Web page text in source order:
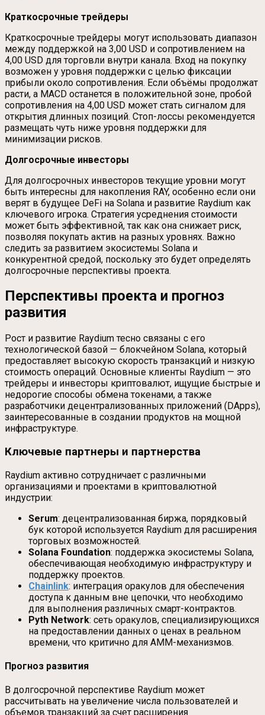
Краткосрочные трейдеры
Краткосрочные трейдеры могут использовать диапазон
между поддержкой на 3,00 USD и сопротивлением на
4,00 USD для торговли внутри канала. Вход на покупку
возможен у уровня поддержки с целью фиксации
прибыли около сопротивления. Если объёмы продолжат
расти, а MACD останется в положительной зоне, пробой
сопротивления на 4,00 USD может стать сигналом для
открытия длинных позиций. Стоп-лоссы рекомендуется
размещать чуть ниже уровня поддержки для
минимизации рисков.
Долгосрочные инвесторы
Для долгосрочных инвесторов текущие уровни могут
быть интересны для накопления RAY, особенно если они
верят в будущее DeFi на Solana и развитие Raydium как
ключевого игрока. Стратегия усреднения стоимости
может быть эффективной, так как она снижает риск,
позволяя покупать актив на разных уровнях. Важно
следить за развитием экосистемы Solana и
конкурентной средой, поскольку это будет определять
долгосрочные перспективы проекта.
Перспективы проекта и прогноз
развития
Рост и развитие Raydium тесно связаны с его
технологической базой — блокчейном Solana, который
предоставляет высокую скорость транзакций и низкую
стоимость операций. Основные клиенты Raydium — это
трейдеры и инвесторы криптовалют, ищущие быстрые и
недорогие способы обмена токенами, а также
разработчики децентрализованных приложений (DApps),
заинтересованные в создании продуктов на мощной
инфраструктуре.
Ключевые партнеры и партнерства
Raydium активно сотрудничает с различными
организациями и проектами в криптовалютной
индустрии:
Serum: децентрализованная биржа, порядковый
бук которой используется Raydium для расширения
торговых возможностей.
Solana Foundation: поддержка экосистемы Solana,
обеспечивающая необходимую инфраструктуру и
поддержку проектов.
Chainlink: интеграция оракулов для обеспечения
доступа к данным вне цепочки, что необходимо
для выполнения различных смарт-контрактов.
Pyth Network: сеть оракулов, специализирующихся
на предоставлении данных о ценах в реальном
времени, что критично для AMM-механизмов.
Прогноз развития
В долгосрочной перспективе Raydium может
рассчитывать на увеличение числа пользователей и
объемов транзакций за счет расширения